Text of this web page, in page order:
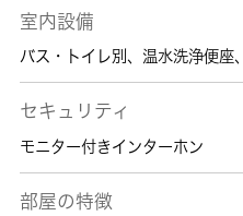
室内設備
バス・トイレ別 、 温水洗浄便座、
セキュリティ
モニター付きインターホン
部屋の特徴